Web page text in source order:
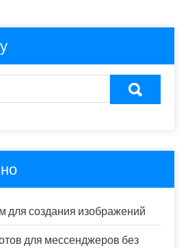
для создания изображений
для мессенджеров без